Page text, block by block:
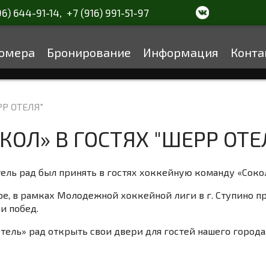
644-91-14, +7 (916) 991-51-97
Бронирование Информация
ОТЕЛЯ"
В ГОСТЯХ "ШЕРР
рад был принять в гостях хоккейную команду
в рамках Молодежной хоккейной лиги в г. Ступино
побед.
рад открыть свои двери для гостей нашего города.